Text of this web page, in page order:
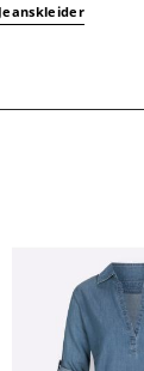
Jeanskleider